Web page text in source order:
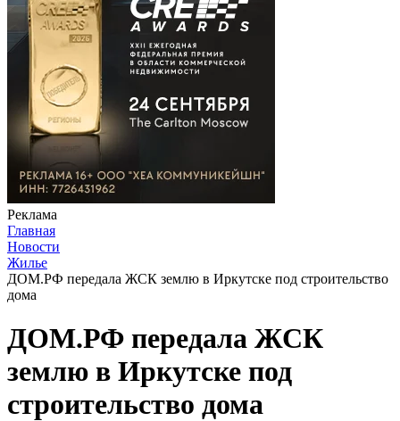
Реклама
Главная
Новости
Жилье
ДОМ.РФ передала ЖСК землю в Иркутске под строительство
дома
ДОМ.РФ передала ЖСК
землю в Иркутске под
строительство дома